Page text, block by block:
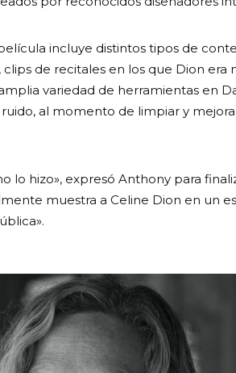
incluye distintos tipos de
de recitales en los que Dion era
variedad de herramientas en
al momento de limpiar y
lo hizo», expresó Anthony para
muestra a Celine Dion en un